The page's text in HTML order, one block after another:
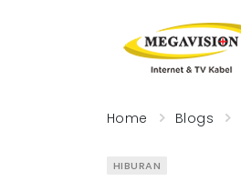
Home Blogs
HIBURAN